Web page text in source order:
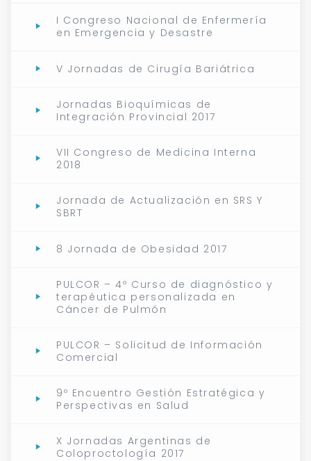
I Congreso Nacional de Enfermería
en Emergencia y Desastre
V Jornadas de Cirugía Bariátrica
Jornadas Bioquímicas de
Integración Provincial 2017
VII Congreso de Medicina Interna
2018
Jornada de Actualización en SRS Y
SBRT
8 Jornada de Obesidad 2017
PULCOR – 4º Curso de diagnóstico y
terapéutica personalizada en
Cáncer de Pulmón
PULCOR – Solicitud de Información
Comercial
9º Encuentro Gestión Estratégica y
Perspectivas en Salud
X Jornadas Argentinas de
Coloproctología 2017